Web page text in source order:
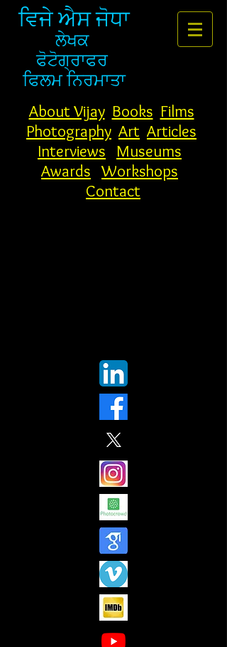
ਵਿਜੇ ਐਸ ਜੋਧਾ
ਲੇਖਕ
ਫੋਟੋਗ੍ਰਾਫਰ
ਫਿਲਮ ਨਿਰਮਾਤਾ
About Vijay Books Films
Photography Art Articles
Interviews
Museums
Awards Workshops
Contact